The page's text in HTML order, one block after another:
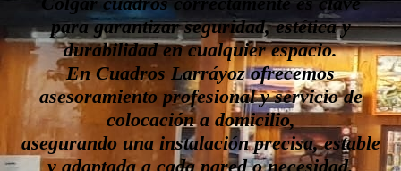
para garantizar seguridad, estética y
durabilidad en cualquier espacio.
En Cuadros Larráyoz ofrecemos
asesoramiento profesional y servicio de
colocación a domicilio,
asegurando una instalación precisa, estable
y adaptada a cada pared o necesidad.